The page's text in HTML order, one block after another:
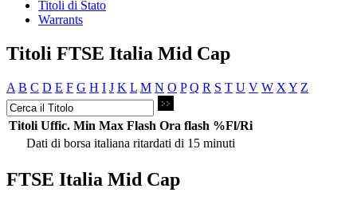
Titoli di Stato
Warrants
Titoli FTSE Italia Mid Cap
A B C D E F G H I J K L M N O P Q R S T U V W X Y Z
Titoli Uffic. Min Max Flash Ora flash %Fl/Ri
Dati di borsa italiana ritardati di 15 minuti
FTSE Italia Mid Cap